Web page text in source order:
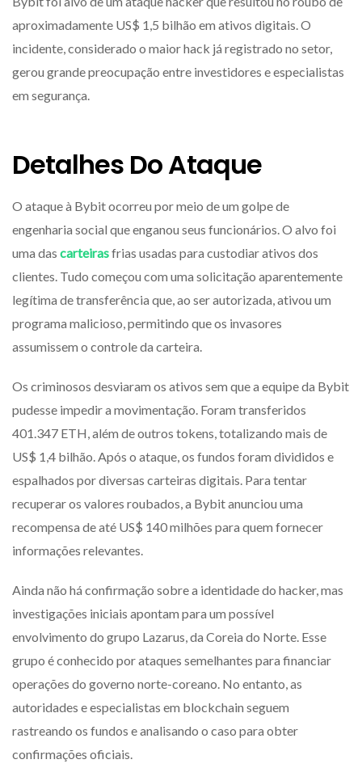
aproximadamente US$ 1,5 bilhão em ativos digitais. O
incidente, considerado o maior hack já registrado no setor,
gerou grande preocupação entre investidores e especialistas
em segurança.
Detalhes Do Ataque
O ataque à Bybit ocorreu por meio de um golpe de
engenharia social que enganou seus funcionários. O alvo foi
uma das carteirasfrias usadas para custodiar ativos dos
clientes. Tudo começou com uma solicitação aparentemente
legítima de transferência que, ao ser autorizada, ativou um
programa malicioso, permitindo que os invasores
assumissem o controle da carteira.
Os criminosos desviaram os ativos sem que a equipe da Bybit
pudesse impedir a movimentação. Foram transferidos
401.347 ETH, além de outros tokens, totalizando mais de
US$ 1,4 bilhão. Após o ataque, os fundos foram divididos e
espalhados por diversas carteiras digitais. Para tentar
recuperar os valores roubados, a Bybit anunciou uma
recompensa de até US$ 140 milhões para quem fornecer
informações relevantes.
Ainda não há confirmação sobre a identidade do hacker, mas
investigações iniciais apontam para um possível
envolvimento do grupo Lazarus, da Coreia do Norte. Esse
grupo é conhecido por ataques semelhantes para financiar
operações do governo norte-coreano. No entanto, as
autoridades e especialistas em blockchain seguem
rastreando os fundos e analisando o caso para obter
confirmações oficiais.